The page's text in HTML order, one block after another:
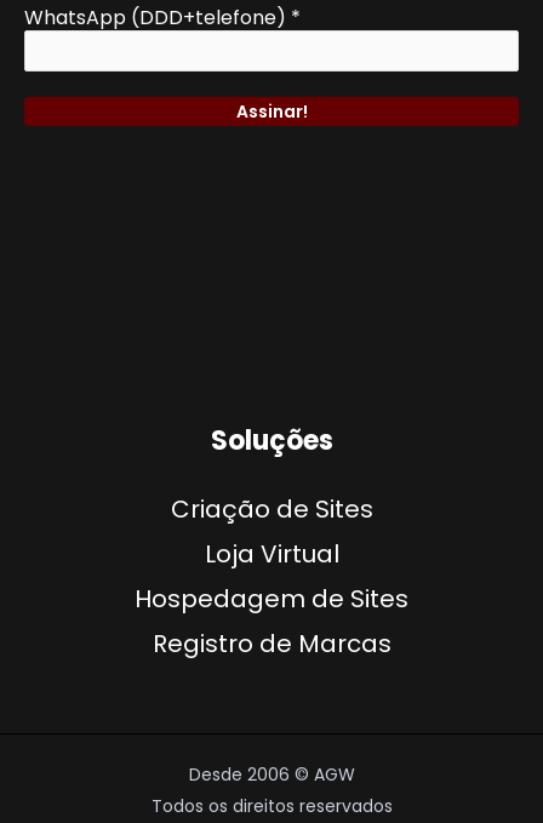
WhatsApp (DDD+telefone) *
Soluções
Criação de Sites
Loja Virtual
Hospedagem de Sites
Registro de Marcas
Desde 2006 © AGW
Todos os direitos reservados